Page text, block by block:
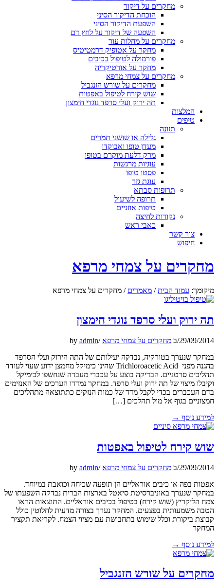
מחקרים על דיקור
הוכחת הדיקור הסיני
השפעת הדיקור הסיני
השפעה של דיקור על לחץ דם
מחקרים על מחלות עור
מחקר על אטופיק דרמטיטיס
פורמולה לטיפול בכיבים
מחקר על אורטיקריה
מחקרים על צמחי מרפא
מחקרים על שורש הזנגביל
שוש קירח לטיפול באפטות
תה ירוק ועלי סרפד נוגדי חימצון
המלצות
טיפים
תזונה
גלילה או שושני תמרים
מעדן טופו ואבוקדו
מרק דלעת מוקרם בטופו
עוגיות מרגשות
פסטו טופו
עוגת גזר
תרופות סבתא
תרופה לשיעול
טיפות אוזניים
נקודות לחיצה
כאבי ראש
צור קשר
חיפוש
מחקרים על צמחי מרפא
מיקומך: עמוד הבית / מאמרים / מחקרים על צמחי מרפא
תה ירוק ועלי סרפד נוגדי חימצון
29/09/2014
/ב מחקרים על צמחי מרפא /
by admin
במחקר שנערך בטורקיה, נבדקה יעילותם של התה הירוק ועלי הסרפד
בהגנה מפני Trichloroacetic Acid שהינו כימיקל מחמצן ידוע שעוי לעודד
תהליכים סרטניים. הבדיקה בוצע על עכברי מעבדה שנחשפו לכימיקל
וקיבלו מיצוי של תה ירוק ועלי סרפד. במחקר נמדדו הערכים של האנזימים
בדם העכברים בכדי לקבל מדד של כמות הנזקים כתתוצאה מתהליכים
חמצוניים בגוף אל מול תהלכים […]
למידע נוסף →
שוש קירח לטיפול באפטות
29/09/2014
/ב מחקרים על צמחי מרפא /
by admin
אפטות בפה או כיבים אוראליים הן תופעה שכיחה וכואבת במיוחד.
במחקר שנערך באוניברסיטת סיאטל בארצות הברית נבדקה השפעתו של
צמח הליקריץ (שוש קירח) בטיפול בכיבים אוראליים. התוצאות הראו
הטבה משמעותית בפצעים. המחקר נערך בצורה מדעית לחלוטין כולל
קבוצת ביקורת וכלל שימוש בתחבושת עם מציוי הצמח. לקריאת תקציר
המחקר
למידע נוסף →
מחקרים על שורש הזנגביל